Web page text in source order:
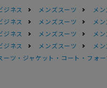
ジネス メンズスーツ
メ
ジネス メンズスーツ
メ
ジネス メンズスーツ
メ
ジネス メンズスーツ
メ
ーツ・ジャケット・コート・フォ